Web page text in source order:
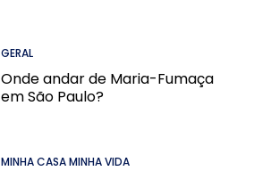
GERAL
Onde andar de Maria-Fumaça
em São Paulo?
MINHA CASA MINHA VIDA